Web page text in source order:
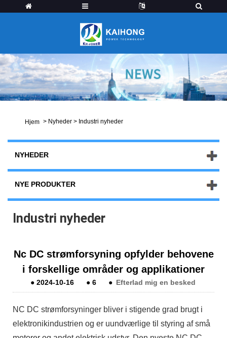
Hjem > Nyheder > Industri nyheder
NYHEDER
NYE PRODUKTER
Industri nyheder
Nc DC strømforsyning opfylder behovene
i forskellige områder og applikationer
● 2024-10-16 ● 6 ● Efterlad mig en besked
NC DC strømforsyninger bliver i stigende grad brugt i
elektronikindustrien og er uundværlige til styring af små